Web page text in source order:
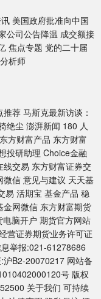
美国政府批准向中国
公司公告降温 成交额接
焦点专题 党的二十届
析师
荐 马斯克最新访谈：
绝尘 澎湃新闻 180 人
方财富产品 东方财富
投研助理 Choice金融
交易 东方财富证券交
信 意见与建议 天天基
易 活期宝 基金产品 稳
网微信 东方财富期货
脑开户 期货官方网站
营证券期货业务许可证
举报:021-61278686
B2-20070217 网站备
号 版权
关于我们 可持续